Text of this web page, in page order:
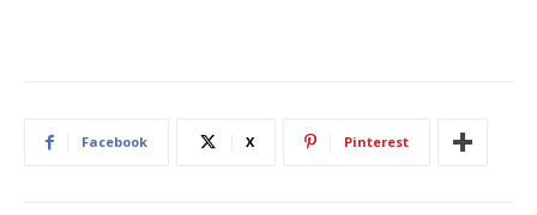
Facebook X Pinterest